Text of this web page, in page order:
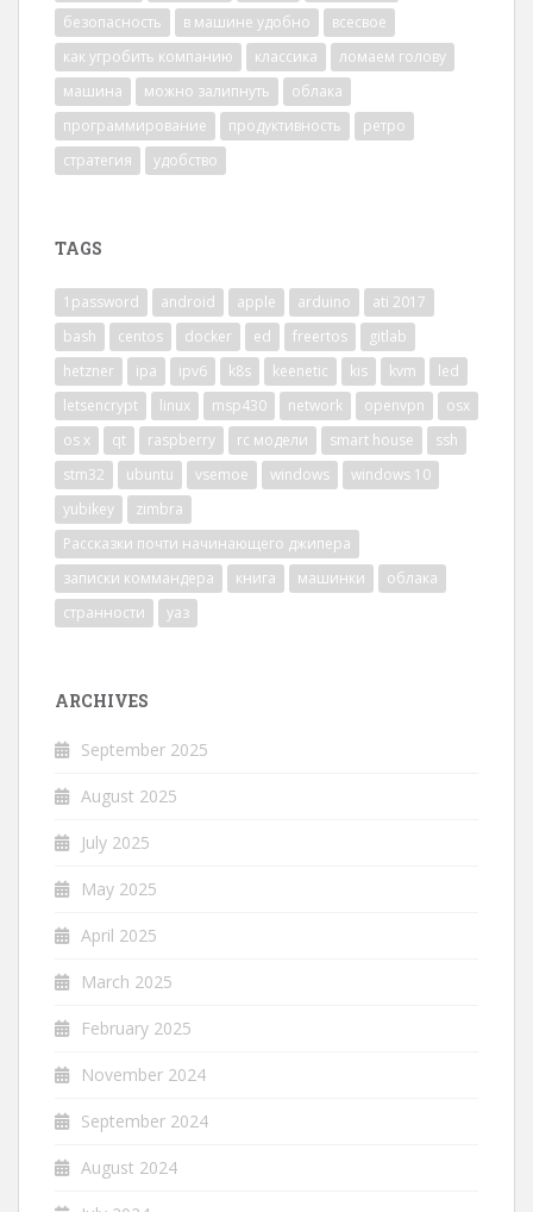
безопасность
в машине удобно
всесвое
как угробить компанию
классика
ломаем голову
машина
можно залипнуть
облака
программирование
продуктивность
ретро
стратегия
удобство
TAGS
1password android apple arduino
ati 2017
bash
centos docker ed freertos
gitlab
hetzner
ipa ipv6 k8s keenetic kis kvm
led
letsencrypt
linux msp430 network openvpn
osx
os x
qt raspberry rc модели smart house
ssh
stm32
ubuntu vsemoe windows
windows 10
yubikey
zimbra
Рассказки почти начинающего джипера
записки коммандера
книга машинки
облака
странности
уаз
ARCHIVES
September 2025
August 2025
July 2025
May 2025
April 2025
March 2025
February 2025
November 2024
September 2024
August 2024